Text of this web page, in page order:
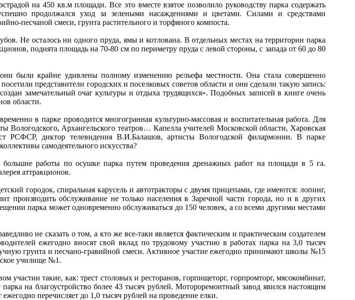
на 450 кв.м площади. Все это вместе взятое позволило руководству парка содержать
продолжался уход за зелеными насаждениями и цветами. Силами и средствами
песчаной смеси, грунта растительного и торфяного компоста.
Не осталось ни одного пруда, ямы и котлована. В отдельных местах на территории парка
поднята площадь на 70-80 см по периметру пруда с левой стороны, с запада от 60 до 80
были крайне удивлены полному изменению рельефа местности. Она стала совершенно
представители городских и поселковых советов области и они сделали такую запись:
замечательный очаг культуры и отдыха трудящихся». Подобных записей в книге очень
области.
в парке проводится многогранная культурно-массовая и воспитательная работа. Для
Вологодского, Архангельского театров… Капелла учителей Московской области, Харовская
РСФСР, диктор телевидения В.И.Балашов, артисты Вологодской филармонии. В парке
самодеятельного искусства?
работы по осушке парка путем проведения дренажных работ на площади в 5 га.
аттракционов.
городок, спиральная карусель и автотракторы с двумя прицепами, где имеются: лопинг,
производить обслуживание не только населения в Заречной части города, но и в других
парка может одновременно обслуживаться до 150 человек, а со всеми другими местами
не сказать о том, а кто же все-таки является фактическим и практическим создателем
ежегодно вносят свой вклад по трудовому участию в работах парка на 3,0 тысяч
грунта и песчано-гравийной смеси. Активное участие ежегодно принимают школы №15
училище №1.
такие, как: трест столовых и ресторанов, горпищеторг, горпромторг, мясокомбинат,
на благоустройство более 43 тысяч рублей. Мотороремонтный завод явился настоящим
перечисляет до 1,0 тысяч рублей на проведение елки.